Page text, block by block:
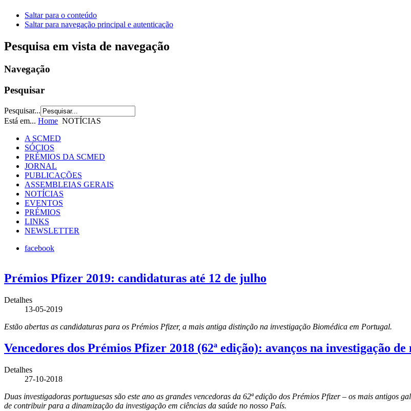
Saltar para o conteúdo
Saltar para navegação principal e autenticação
Pesquisa em vista de navegação
Navegação
Pesquisar
Pesquisar...
Está em... Home NOTÍCIAS
A SCMED
SÓCIOS
PRÉMIOS DA SCMED
JORNAL
PUBLICAÇÕES
ASSEMBLEIAS GERAIS
NOTÍCIAS
EVENTOS
PRÉMIOS
LINKS
NEWSLETTER
facebook
Prémios Pfizer 2019: candidaturas até 12 de julho
Detalhes
13-05-2019
Estão abertas as candidaturas para os Prémios Pfizer, a mais antiga distinção na investigação Biomédica em Portugal.
Vencedores dos Prémios Pfizer 2018 (62ª edição): avanços na investigação
Detalhes
27-10-2018
Duas investigadoras portuguesas são este ano as grandes vencedoras da 62ª edição dos Prémios Pfizer – os mais
de contribuir para a dinamização da investigação em ciências da saúde no nosso País.